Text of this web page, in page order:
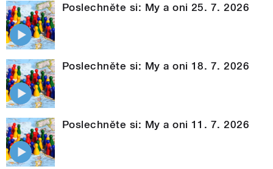
Poslechněte si: My a oni 25. 7. 2026
Poslechněte si: My a oni 18. 7. 2026
Poslechněte si: My a oni 11. 7. 2026